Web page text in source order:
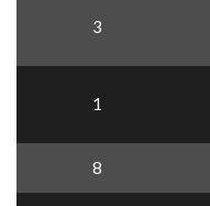
3
1
8